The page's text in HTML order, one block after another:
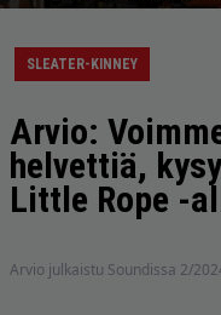
SLEATER-KINNEY
Arvio:
helvettiä,
Little Rope -
Arvio julkaistu Soundissa 2/